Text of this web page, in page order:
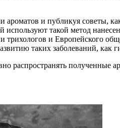
и публикуя советы,
такой метод
и Европейского
таких заболеваний, как
распространять